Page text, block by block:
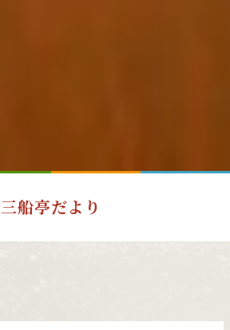
三船亭だより